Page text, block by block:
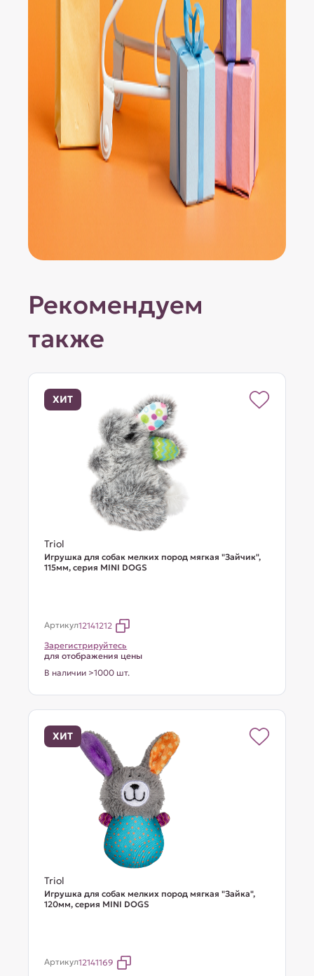
Рекомендуем
также
ХИТ
Triol
Игрушка для собак мелких пород мягкая "Зайчик",
115мм, серия MINI DOGS
Артикул12141212
Зарегистрируйтесь
для отображения цены
В наличии >1000 шт.
ХИТ
Triol
Игрушка для собак мелких пород мягкая "Зайка",
120мм, серия MINI DOGS
Артикул12141169